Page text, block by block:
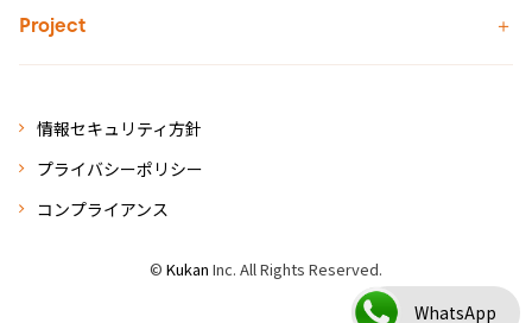
Project
情報セキュリティ方針
プライバシーポリシー
コンプライアンス
© Kukan Inc. All Rights Reserved.
WhatsApp